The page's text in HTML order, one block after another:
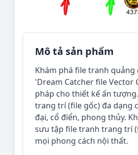
Mô tả sản phẩm
Khám phá file tranh quảng
'Dream Catcher file Vector
pháp cho thiết kế ấn
trang trí (file gốc) đa dạng
đại, cổ điển, phong thủy.
sưu tập file tranh trang trí
mọi phong cách nội thất.